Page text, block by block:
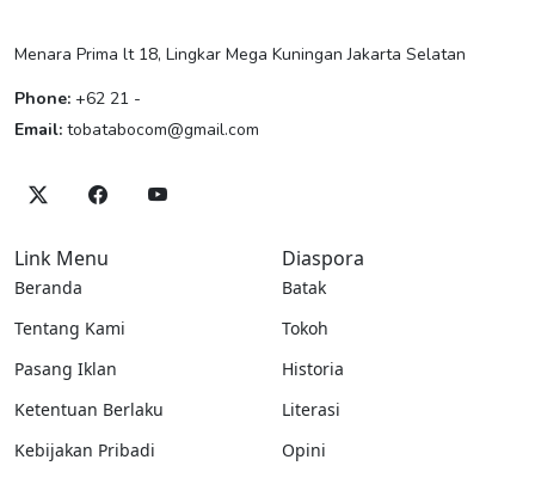
Menara Prima lt 18, Lingkar Mega Kuningan Jakarta Selatan
Phone: +62 21 -
Email: tobatabocom@gmail.com
Link Menu
Beranda
Tentang Kami
Pasang Iklan
Ketentuan Berlaku
Kebijakan Pribadi
Diaspora
Batak
Tokoh
Historia
Literasi
Opini